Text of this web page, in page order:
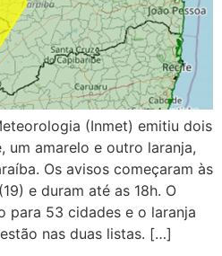
(Inmet) emitiu dois
um amarelo e outro laranja,
Os avisos começaram às
e duram até as 18h. O
para 53 cidades e o laranja
nas duas listas. […]